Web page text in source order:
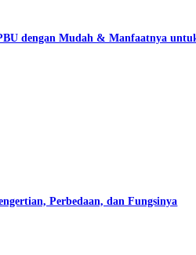
dengan Mudah & Manfaatnya
Perbedaan, dan Fungsinya